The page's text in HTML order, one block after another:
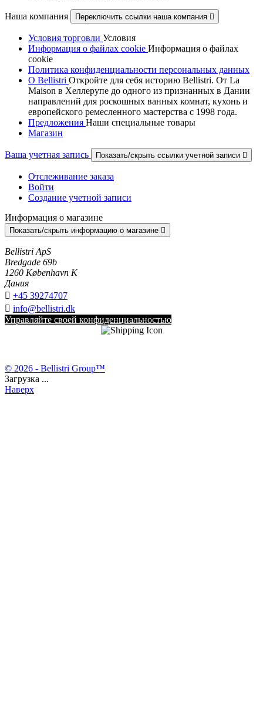
Наша компания Переключить ссылки наша компания 
Условия торговли Условия
Информация о файлах cookie Информация о файлах
cookie
Политика конфиденциальности персональных данных
О Bellistri Откройте для себя историю Bellistri. От La
Maison в Хеллерупе до одного из признанных в Дании
направлений для роскошных ванных комнат, кухонь и
европейского ремесленного мастерства с 1998 года.
Предложения Наши специальные товары
Магазин
Ваша учетная запись Показать/скрыть ссылки учетной записи 
Отслеживание заказа
Войти
Создание учетной записи
Информация о магазине
Показать/скрыть информацию о магазине 
Bellistri ApS
Bredgade 69b
1260 København K
Дания
 +45 39274707
 info@bellistri.dk
Управляйте своей конфиденциальностью
© 2026 - Bellistri Group™
Загрузка ...
Наверх